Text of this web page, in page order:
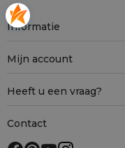
Informatie
Mijn account
Heeft u een vraag?
Contact